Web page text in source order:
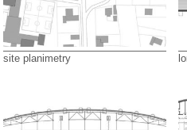
site planimetry